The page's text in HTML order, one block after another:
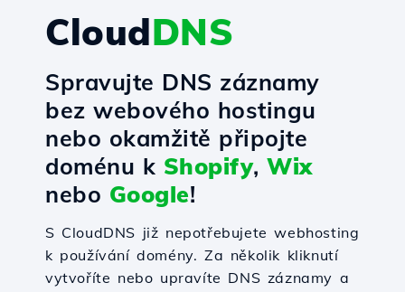
CloudDNS
Spravujte DNS záznamy
bez webového hostingu
nebo okamžitě připojte
doménu k Shopify, Wix
nebo Google!
S CloudDNS již nepotřebujete webhosting
k používání domény. Za několik kliknutí
vytvoříte nebo upravíte DNS záznamy a